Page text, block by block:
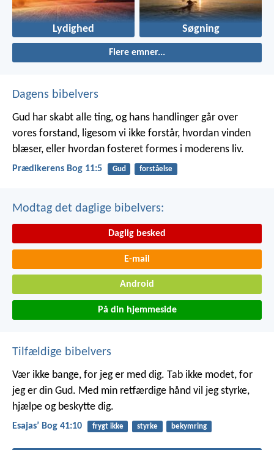
Lydighed Søgning
Flere emner...
Dagens bibelvers
Gud har skabt alle ting, og hans handlinger går over
vores forstand, ligesom vi ikke forstår, hvordan vinden
blæser, eller hvordan fosteret formes i moderens liv.
Prædikerens Bog 11:5 Gud forståelse
Modtag det daglige bibelvers:
Daglig besked
E-mail
Android
På din hjemmeside
Tilfældige bibelvers
Vær ikke bange, for jeg er med dig. Tab ikke modet, for
jeg er din Gud. Med min retfærdige hånd vil jeg styrke,
hjælpe og beskytte dig.
Esajasʼ Bog 41:10 frygt ikke styrke bekymring